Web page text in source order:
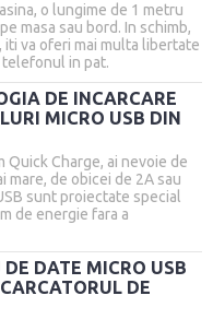
o lungime de 1 metru
masa sau bord. In schimb,
iti va oferi mai multa libertate
telefonul in pat.
DE INCARCARE
MICRO USB DIN
Charge, ai nevoie de
mare, de obicei de 2A sau
sunt proiectate special
de energie fara a
DATE MICRO USB
DE